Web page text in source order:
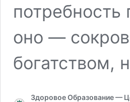
оно —
богатством,
Здоровое Образование —